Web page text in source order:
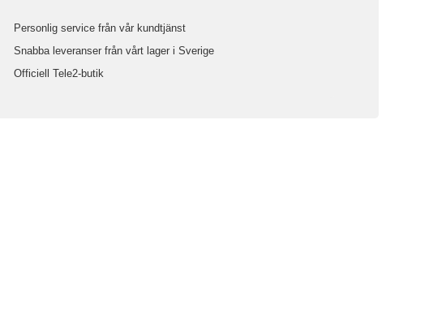
Personlig service från vår kundtjänst
Snabba leveranser från vårt lager i Sverige
Officiell Tele2-butik